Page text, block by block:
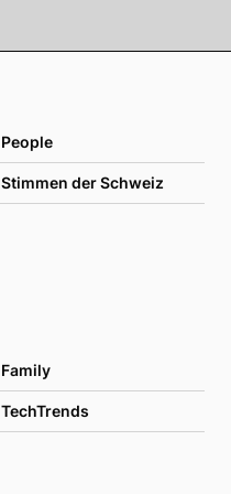
People
Stimmen der Schweiz
Family
TechTrends